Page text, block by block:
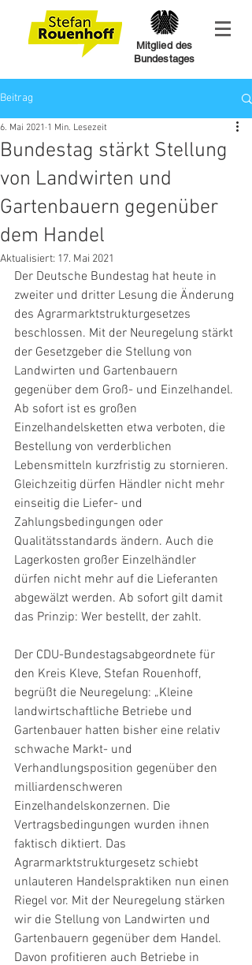
Mitglied des
Bundestages
Beitrag
Bundestag stärkt Stellung
von Landwirten und
Gartenbauern gegenüber
dem Handel
6. Mai 2021 1 Min. Lesezeit
Aktualisiert: 17. Mai 2021
Der Deutsche Bundestag hat heute in
zweiter und dritter Lesung die Änderung
des Agrarmarktstrukturgesetzes
beschlossen. Mit der Neuregelung stärkt
der Gesetzgeber die Stellung von
Landwirten und Gartenbauern
gegenüber dem Groß- und Einzelhandel.
Ab sofort ist es großen
Einzelhandelsketten etwa verboten, die
Bestellung von verderblichen
Lebensmitteln kurzfristig zu stornieren.
Gleichzeitig dürfen Händler nicht mehr
einseitig die Liefer- und
Zahlungsbedingungen oder
Qualitätsstandards ändern. Auch die
Lagerkosten großer Einzelhändler
dürfen nicht mehr auf die Lieferanten
abgewälzt werden. Ab sofort gilt damit
das Prinzip: Wer bestellt, der zahlt.
Der CDU-Bundestagsabgeordnete für
den Kreis Kleve, Stefan Rouenhoff,
begrüßt die Neuregelung: „Kleine
landwirtschaftliche Betriebe und
Gartenbauer hatten bisher eine relativ
schwache Markt- und
Verhandlungsposition gegenüber den
milliardenschweren
Einzelhandelskonzernen. Die
Vertragsbedingungen wurden ihnen
faktisch diktiert. Das
Agrarmarktstrukturgesetz schiebt
unlauteren Handelspraktiken nun einen
Riegel vor. Mit der Neuregelung stärken
wir die Stellung von Landwirten und
Gartenbauern gegenüber dem Handel.
Davon profitieren auch Betriebe in